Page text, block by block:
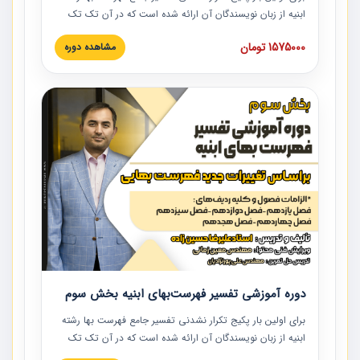
ابنیه از زبان نویسندگان آن ارائه شده است که در آن تک تک
ردیف ها و مطالب فهرست بها تفسیر و ارائه شده است. این
دوره به صورت کامل تصویری بوده و به همراه تصاویر عملیات
دوره با کلام مهندس علیرضاحسین‌زاده مدیر پروژه مهندسی
مشاور در امر بازنگری فهرست بها رشته ابنیه ارائه شده و به تمام
همکارانی که در حوزه صنعت ساخت در حال فعالیت هستند حتما
توصیه می کنیم از مطالب این دوره استفاده نمایند.
1575000 تومان مشاهده دوره
دوره آموزشی تفسیر فهرست‌بهای ابنیه بخش سوم
برای اولین بار پکیج تکرار نشدنی تفسیر جامع فهرست بها رشته
ابنیه از زبان نویسندگان آن ارائه شده است که در آن تک تک
ردیف ها و مطالب فهرست بها تفسیر و ارائه شده است. این